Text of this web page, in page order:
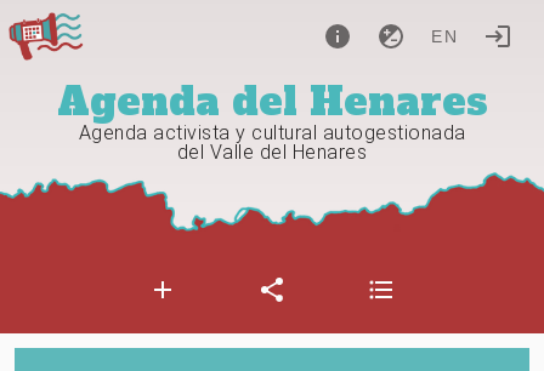
EN
Agenda del Henares
Agenda activista y cultural autogestionada
del Valle del Henares